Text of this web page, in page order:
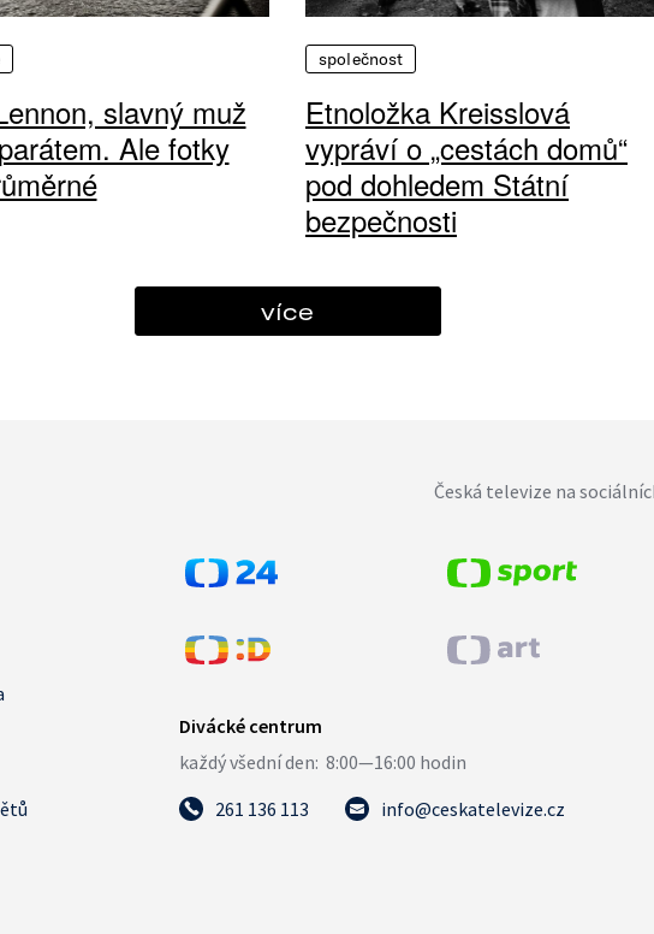
slavný muž
Ale fotky
společnost
Etnoložka Kreisslová
vypráví o „cestách domů“
pod dohledem Státní
bezpečnosti
více
Česká televize na
261 136 113 info@ceskatelevize.cz